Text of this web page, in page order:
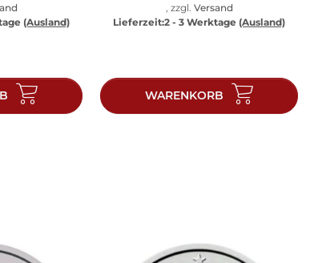
(Ausland)
, zzgl. Versand
Lieferzeit:2 - 3 Werktage (Ausland)
WARENKORB